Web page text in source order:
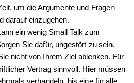
um die Argumente und Fragen
darauf einzugehen.
ein wenig Small Talk zum
Sie dafür, ungestört zu sein.
nicht von Ihrem Ziel ablenken. Für
Vertrag sinnvoll. Hier müssen
verhandeln, bis eine für alle